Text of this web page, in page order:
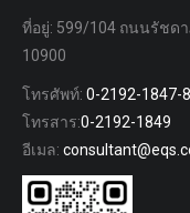
ที่อยู่: 599/104 ถนนรัชดา
10900
โทรศัพท์: 0-2192-1847-8
โทรสาร:0-2192-1849
อีเมล: